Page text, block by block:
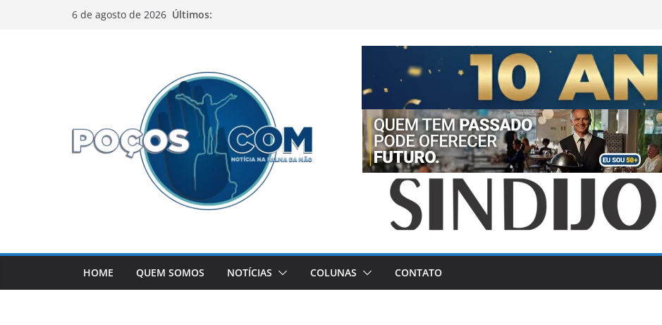
6 de agosto de 2026 Últimos:
HOME QUEM SOMOS NOTÍCIAS COLUNAS CONTATO